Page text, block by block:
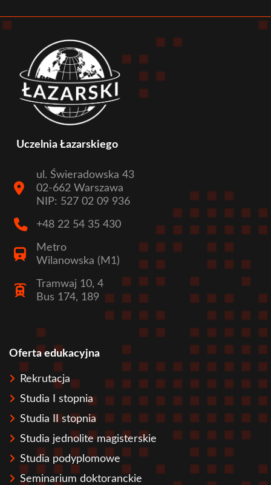
Uczelnia Łazarskiego
ul. Świeradowska 43
02-662 Warszawa
NIP: 527 02 09 936
+48 22 54 35 430
Metro
Wilanowska (M1)
Tramwaj 10, 4
Bus 174, 189
Stopka
Oferta edukacyjna
Rekrutacja
Studia I stopnia
Studia II stopnia
Studia jednolite magisterskie
Studia podyplomowe
Seminarium doktoranckie